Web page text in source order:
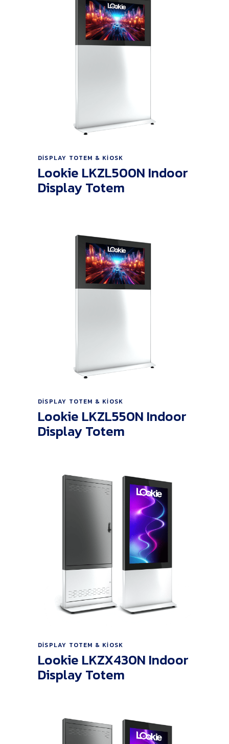
Ürünü İncele
DISPLAY TOTEM & KIOSK
Lookie LKZL500N Indoor
Display Totem
Ürünü İncele
DISPLAY TOTEM & KIOSK
Lookie LKZL550N Indoor
Display Totem
Ürünü İncele
DISPLAY TOTEM & KIOSK
Lookie LKZX430N Indoor
Display Totem